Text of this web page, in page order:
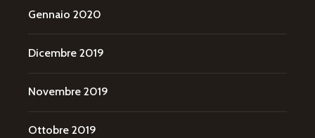
Gennaio 2020
Dicembre 2019
Novembre 2019
Ottobre 2019